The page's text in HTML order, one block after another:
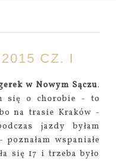
CZ. I
w Nowym Sączu.
się o chorobie - to
na trasie Kraków -
jazdy byłam
wspaniałe
się 17 i trzeba było